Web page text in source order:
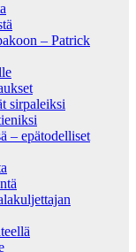
– Patrick
sirpaleiksi
– epätodelliset